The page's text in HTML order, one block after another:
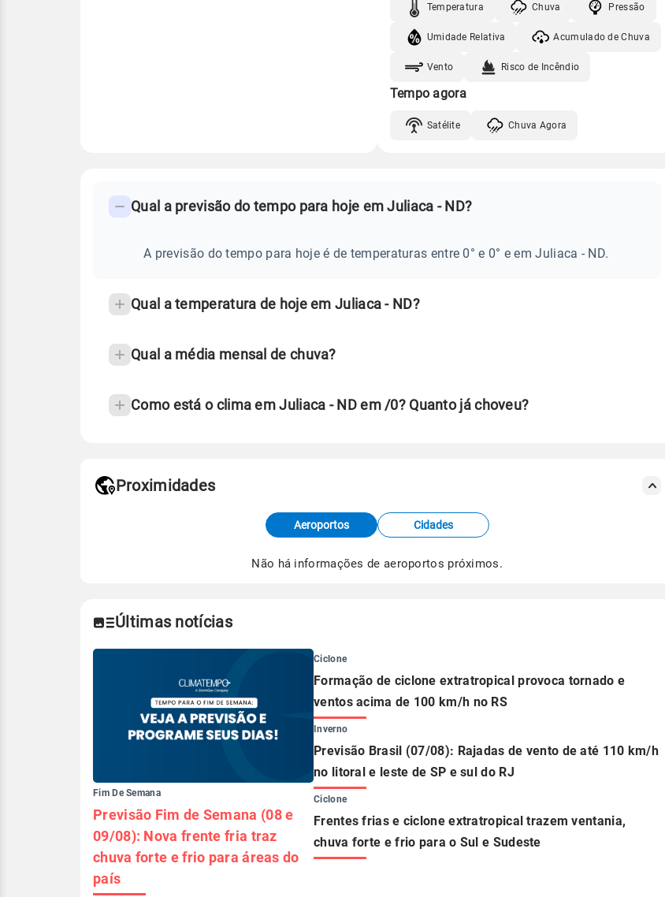
Temperatura Chuva Pressão
Umidade Relativa Acumulado de Chuva
Vento Risco de Incêndio
Tempo agora
Satélite Chuva Agora
PREVISÃO
frequentes
chuva
Qual a previsão do tempo para hoje em Juliaca - ND?
A previsão do tempo para hoje é de temperaturas entre 0° e 0° e em Juliaca - ND.
Qual a temperatura de hoje em Juliaca - ND?
Qual a média mensal de chuva?
Como está o clima em Juliaca - ND em /0? Quanto já choveu?
de Tempo e Estudos Climáticos (CPTEC).
Proximidades
Aeroportos Cidades
Não há informações de aeroportos próximos.
Últimas notícias
Fim De Semana
Previsão Fim de Semana (08 e
09/08): Nova frente fria traz
chuva forte e frio para áreas do
país
Ciclone
Formação de ciclone extratropical provoca tornado e
ventos acima de 100 km/h no RS
Inverno
Previsão Brasil (07/08): Rajadas de vento de até 110 km/h
no litoral e leste de SP e sul do RJ
Ciclone
Frentes frias e ciclone extratropical trazem ventania,
chuva forte e frio para o Sul e Sudeste